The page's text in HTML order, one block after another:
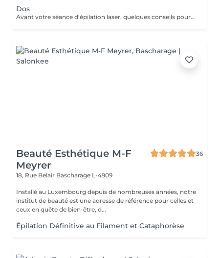
Dos
Avant votre séance d'épilation laser, quelques conseils pour un meilleur confort et un résultat optimal : 1. Rasez la zone à traiter : de préférence la veille avec un rasoir. 2. Venez avec une peau propre et sèche : sans maquillage, crème, parfum, huile ou déodorant. 3. Protégez votre peau : évitez le soleil, l'autobronzant ainsi que les gommages durant les 3 jours précédant la séance.
Beauté Esthétique M-F
Meyrer
36
18, Rue Belair Bascharage L-4909
Installé au Luxembourg depuis de nombreuses années, notre
institut de beauté est une adresse de référence pour celles et
ceux en quête de bien-être, d...
Épilation Définitive au Filament et Cataphorèse